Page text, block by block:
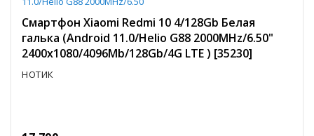
Смартфон Xiaomi Redmi 10 4/128Gb Белая
галька (Android 11.0/Helio G88 2000MHz/6.50"
2400x1080/4096Mb/128Gb/4G LTE ) [35230]
НОТИК